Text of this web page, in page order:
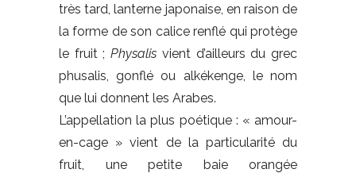
très tard, lanterne japonaise, en raison de
la forme de son calice renflé qui protège
le fruit ;Physalis vient d’ailleurs du grec
phusalis, gonflé ou alkékenge, le nom
que lui donnent les Arabes.
L’appellation la plus poétique : « amour-
en-cage » vient de la particularité du
fruit, une petite baie orangée